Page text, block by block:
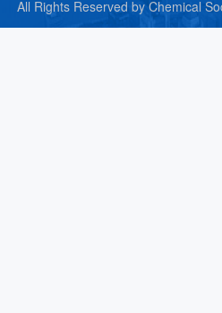
All Rights Reserved by Chemical